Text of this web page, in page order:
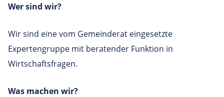
Wer sind wir?
Wir sind eine vom Gemeinderat eingesetzte
Expertengruppe mit beratender Funktion in
Wirtschaftsfragen.
Was machen wir?